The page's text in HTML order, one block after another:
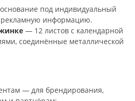
под индивидуальный
рекламную информацию.
— 12 листов с календарной
соединённые металлической
— для брендирования,